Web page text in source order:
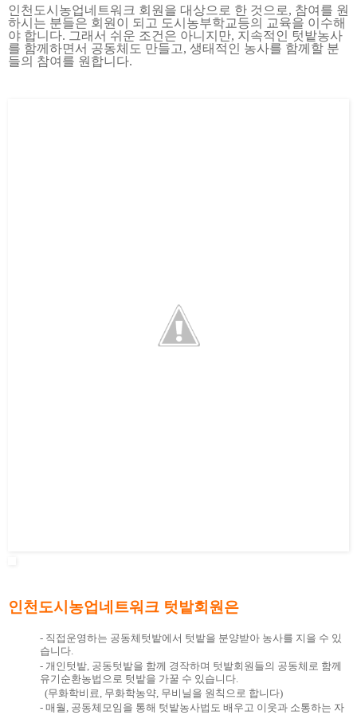
인천도시농업네트워크 회원을 대상으로 한 것으로, 참여를 원
하시는 분들은 회원이 되고 도시농부학교등의 교육을 이수해
야 합니다. 그래서 쉬운 조건은 아니지만, 지속적인 텃밭농사
를 함께하면서 공동체도 만들고, 생태적인 농사를 함께할 분
들의 참여를 원합니다.
인천도시농업네트워크 텃밭회원은
- 직접운영하는 공동체텃밭에서 텃밭을 분양받아 농사를 지을 수 있
습니다.
- 개인텃밭, 공동텃밭을 함께 경작하며 텃밭회원들의 공동체로 함께
유기순환농법으로 텃밭을 가꿀 수 있습니다.
(무화학비료, 무화학농약, 무비닐을 원칙으로 합니다)
- 매월, 공동체모임을 통해 텃밭농사법도 배우고 이웃과 소통하는 자